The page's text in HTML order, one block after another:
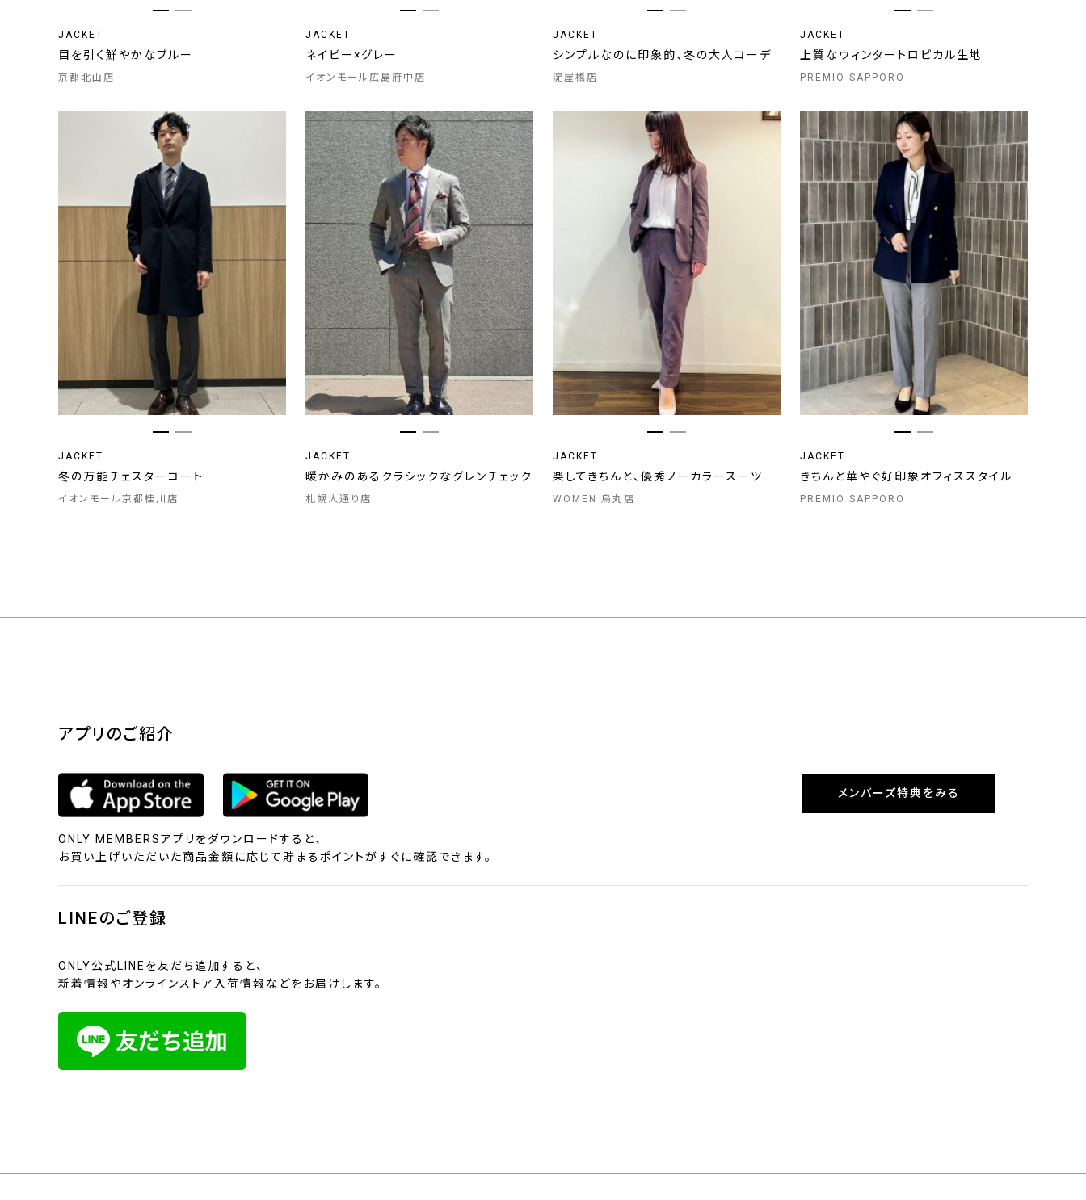
JACKET
目を引く鮮やかなブルー
京都北山店
JACKET
ネイビー×グレー
イオンモール広島府中店
JACKET
シンプルなのに印象的、冬の大人コーデ
淀屋橋店
JACKET
上質なウィンタートロピカル生地
PREMIO SAPPORO
JACKET
冬の万能チェスターコート
イオンモール京都桂川店
JACKET
暖かみのあるクラシックなグレンチェック
札幌大通り店
JACKET
楽してきちんと、優秀ノーカラースーツ
WOMEN 烏丸店
JACKET
きちんと華やぐ好印象オフィススタイル
PREMIO SAPPORO
アプリのご紹介
ONLY MEMBERSアプリをダウンロードすると、
お買い上げいただいた商品金額に応じて貯まるポイントがすぐに確認できます。
メンバーズ特典をみる
LINEのご登録
ONLY公式LINEを友だち追加すると、
新着情報やオンラインストア入荷情報などをお届けします。